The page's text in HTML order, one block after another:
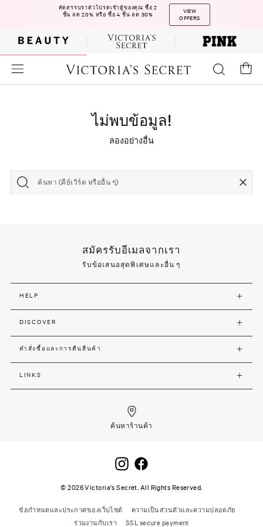
คัดสรรบราตัวโปรดเข้าตู้ของคุณ ซื้อ 2
ชิ้น ลด 20% หรือ ซื้อ 4 ชิ้น ลด 30%
VIEW
OFFERS
ไม่พบข้อมูล!
ลองอย่างอื่น
ค้นหา (คีย์เวิร์ด หรืออื่น ๆ)
สมัครรับอีเมลจากเรา
รับข้อเสนอสุดพิเศษและอื่น ๆ
HELP
DISCOVER
คำสั่งซื้อและการคืนสืนค้า
LINKS
ค้นหาร้านค้า
©2026Victoria's Secret. All Rights Reserved.
ข้อกำหนดและประกาศของเว็บไซต์
ความเป็นส่วนตัวและความปลอดภัย
ร่วมงานกับเรา
SSL secure payment